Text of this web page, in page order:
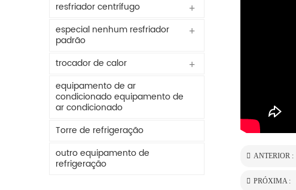
ANTERIOR :
PRÓXIMA :
resfriador centrífugo
especial nenhum resfriador
padrão
trocador de calor
equipamento de ar
condicionado equipamento de
ar condicionado
Torre de refrigeração
outro equipamento de
refrigeração